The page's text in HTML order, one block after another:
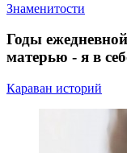
Знаменитости
Годы
матерью - я в
Караван историй